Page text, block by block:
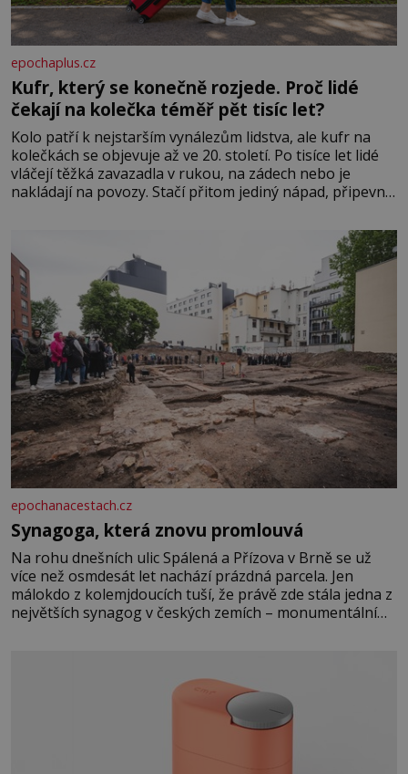
epochaplus.cz
Kufr, který se konečně rozjede. Proč lidé
čekají na kolečka téměř pět tisíc let?
Kolo patří k nejstarším vynálezům lidstva, ale kufr na
kolečkách se objevuje až ve 20. století. Po tisíce let lidé
vláčejí těžká zavazadla v rukou, na zádech nebo je
nakládají na povozy. Stačí přitom jediný nápad, připevnit
nedostane. Až jednou se na letišti ozve věta, která změní
epochanacestach.cz
Synagoga, která znovu promlouvá
Na rohu dnešních ulic Spálená a Přízova v Brně se už
více než osmdesát let nachází prázdná parcela. Jen
málokdo z kolemjdoucích tuší, že právě zde stála jedna z
největších synagog v českých zemích – monumentální